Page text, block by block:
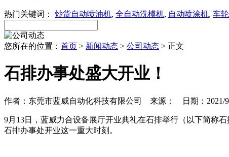
热门关键词： 炒货自动喷油机, 全自动洗模机, 自动喷涂机, 车
您所在的位置： 首页 > 新闻动态 > 公司动态 > 正文
石排办事处盛大开业！
作者：东莞市蓝威自动化科技有限公司 来源： 日期：2021/
9月13日，蓝威力合设备展厅开业典礼在石排举行（以下简称
石排办事处开业这一重大时刻。